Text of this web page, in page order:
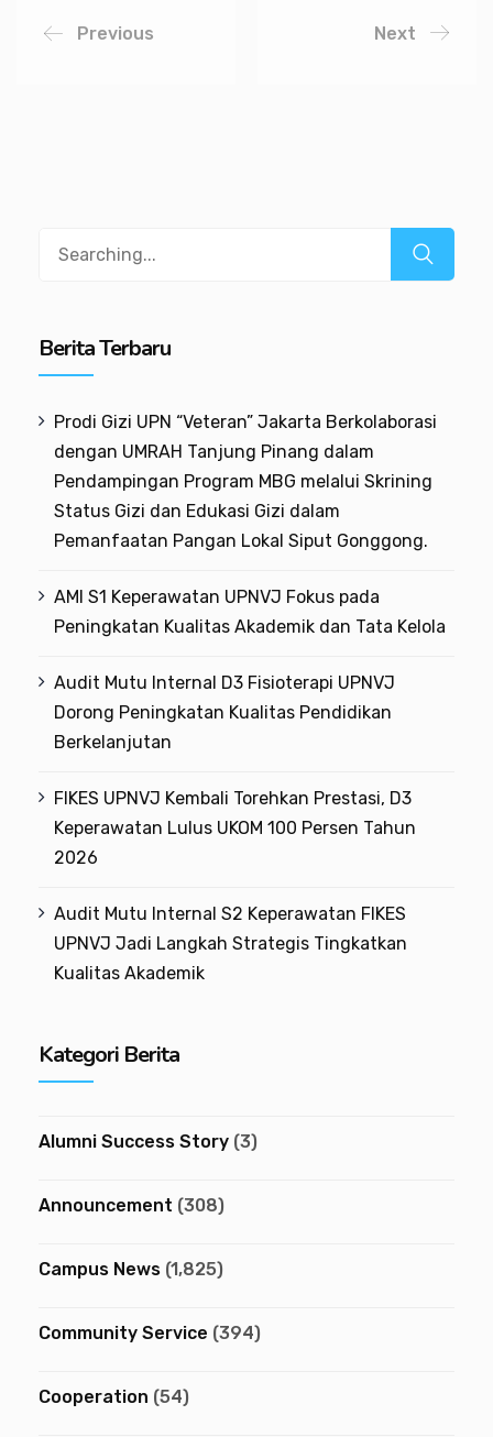
Previous Next
Berita Terbaru
Prodi Gizi UPN “Veteran” Jakarta Berkolaborasi
dengan UMRAH Tanjung Pinang dalam
Pendampingan Program MBG melalui Skrining
Status Gizi dan Edukasi Gizi dalam
Pemanfaatan Pangan Lokal Siput Gonggong.
AMI S1 Keperawatan UPNVJ Fokus pada
Peningkatan Kualitas Akademik dan Tata Kelola
Audit Mutu Internal D3 Fisioterapi UPNVJ
Dorong Peningkatan Kualitas Pendidikan
Berkelanjutan
FIKES UPNVJ Kembali Torehkan Prestasi, D3
Keperawatan Lulus UKOM 100 Persen Tahun
2026
Audit Mutu Internal S2 Keperawatan FIKES
UPNVJ Jadi Langkah Strategis Tingkatkan
Kualitas Akademik
Kategori Berita
Alumni Success Story (3)
Announcement (308)
Campus News (1,825)
Community Service (394)
Cooperation (54)